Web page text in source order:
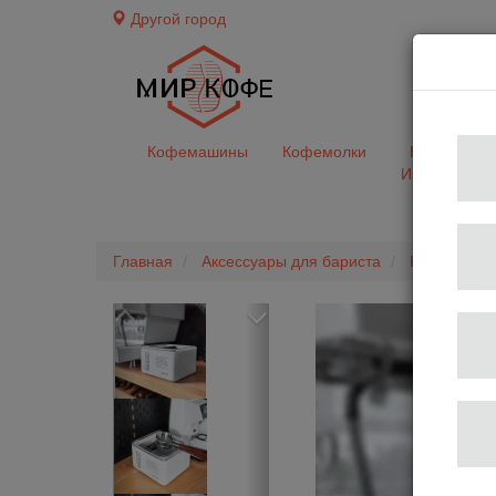
Другой город
Кофемашины Кофемолки
Кофе&Чай
Ингредиенты
Главная Аксессуары для бариста Нок-Боксы
Previous